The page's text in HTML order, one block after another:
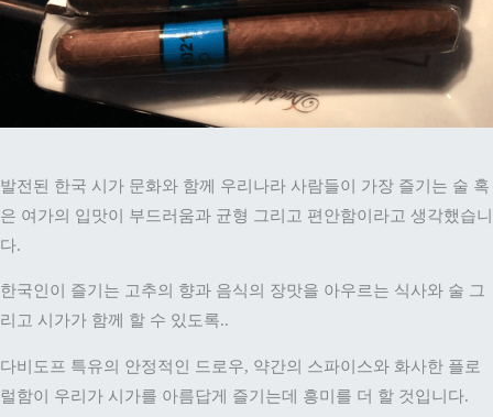
발전된 한국 시가 문화와 함께 우리나라 사람들이 가장 즐기는 술 혹
은 여가의 입맛이 부드러움과 균형 그리고 편안함이라고 생각했습니
다.
한국인이 즐기는 고추의 향과 음식의 장맛을 아우르는 식사와 술 그
리고 시가가 함께 할 수 있도록..
다비도프 특유의 안정적인 드로우, 약간의 스파이스와 화사한 플로
럴함이 우리가 시가를 아름답게 즐기는데 흥미를 더 할 것입니다.